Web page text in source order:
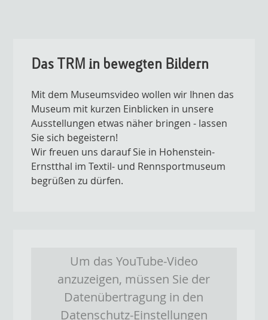
Das TRM in bewegten Bildern
Mit dem Museumsvideo wollen wir Ihnen das
Museum mit kurzen Einblicken in unsere
Ausstellungen etwas näher bringen - lassen
Sie sich begeistern!
Wir freuen uns darauf Sie in Hohenstein-
Ernstthal im Textil- und Rennsportmuseum
begrüßen zu dürfen.
Um das YouTube-Video
anzuzeigen, müssen Sie der
Datenübertragung in den
Datenschutz-Einstellungen